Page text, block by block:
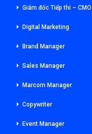
Giám đốc Tiếp thi – CMO
Digital Marketing
Brand Manager
Sales Manager
Marcom Manager
Copywriter
Event Manager